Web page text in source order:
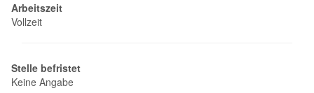
Arbeitszeit
Vollzeit
Stelle befristet
Keine Angabe